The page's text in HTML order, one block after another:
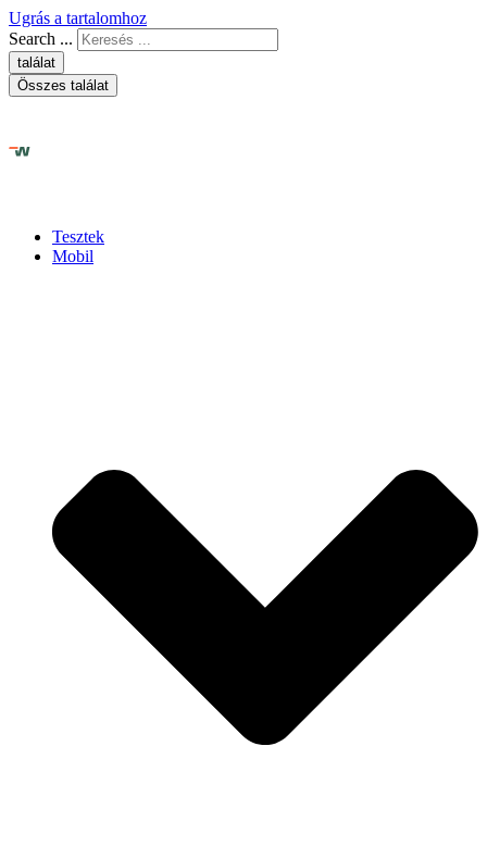
Ugrás a tartalomhoz
Search ...
találat
Összes találat
Tesztek
Mobil